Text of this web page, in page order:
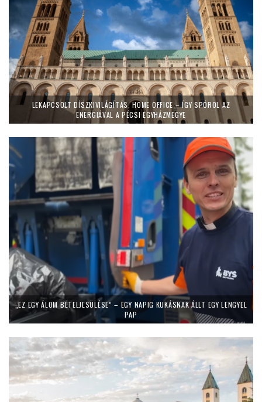
LEKAPCSOLT DÍSZKIVILÁGÍTÁS, HOME OFFICE – ÍGY SPÓROL AZ
ENERGIÁVAL A PÉCSI EGYHÁZMEGYE
„EZ EGY ÁLOM BETELJESÜLÉSE” – EGY NAPIG KUKÁSNAK ÁLLT EGY LENGYEL
PAP